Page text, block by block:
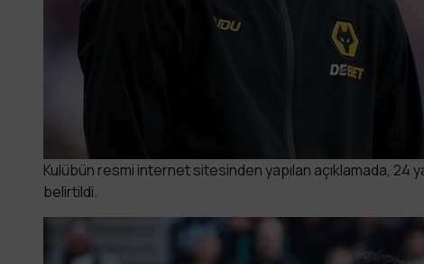
Kulübün resmi internet sitesinden yapılan açıklamada, 24
belirtildi.